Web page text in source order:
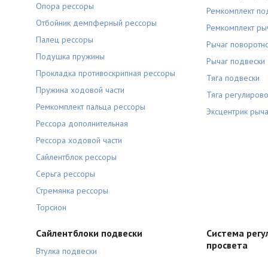
Опора рессоры
Отбойник демпферный рессоры
Палец рессоры
Подушка пружины
Прокладка противоскрипная рессоры
Пружина ходовой части
Ремкомплект пальца рессоры
Рессора дополнительная
Рессора ходовой части
Сайлентблок рессоры
Серьга рессоры
Стремянка рессоры
Торсион
Ремкомплект
Ремкомплект
Рычаг
Рычаг подвески
Тяга подвески
Тяга
Эксцентрик
Сайлентблоки подвески
Втулка подвески
Система
просвета